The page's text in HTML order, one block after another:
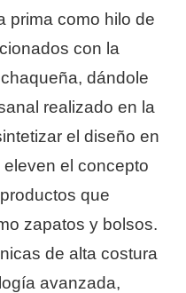
prima como hilo de
con la
dándole
realizado en la
el diseño en
el concepto
que
zapatos y bolsos.
de alta costura
avanzada,